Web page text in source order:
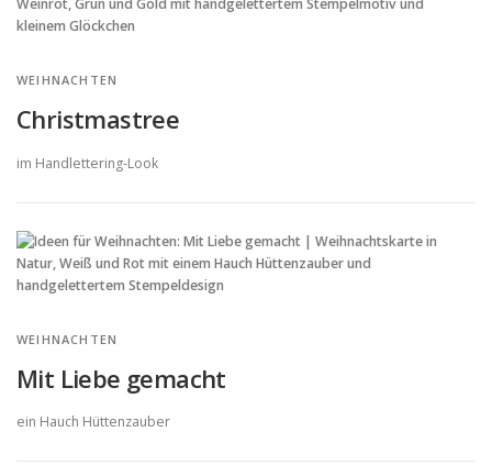
WEIHNACHTEN
Christmastree
im Handlettering-Look
WEIHNACHTEN
Mit Liebe gemacht
ein Hauch Hüttenzauber